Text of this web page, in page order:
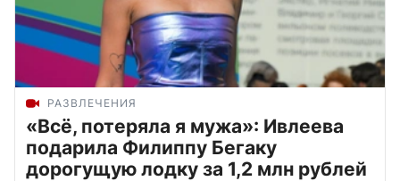
РАЗВЛЕЧЕНИЯ
«Всё, потеряла я мужа»: Ивлеева
подарила Филиппу Бегаку
дорогущую лодку за 1,2 млн рублей